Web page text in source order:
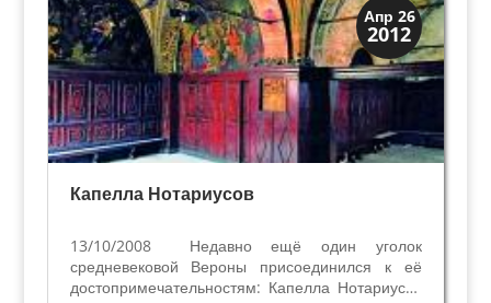
Апр 26
2012
Верона
Средневековая
Капелла Нотариусов
13/10/2008 Недавно ещё один уголок
средневековой Вероны присоединился к её
достопримечательностям: Капелла Нотариусов